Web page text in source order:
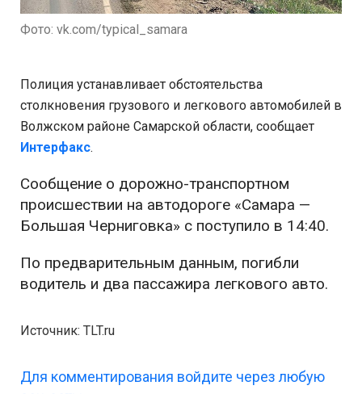
Фото: vk.com/typical_samara
Полиция устанавливает обстоятельства
столкновения грузового и легкового автомобилей в
Волжском районе Самарской области, сообщает
Интерфакс.
Сообщение о дорожно-транспортном
происшествии на автодороге «Самара —
Большая Черниговка» с поступило в 14:40.
По предварительным данным, погибли
водитель и два пассажира легкового авто.
Источник: TLT.ru
Для комментирования войдите через любую